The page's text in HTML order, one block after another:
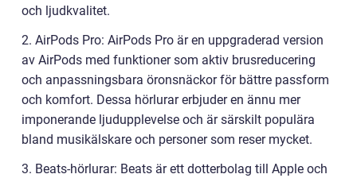
och ljudkvalitet.
2. AirPods Pro: AirPods Pro är en uppgraderad version
av AirPods med funktioner som aktiv brusreducering
och anpassningsbara öronsnäckor för bättre passform
och komfort. Dessa hörlurar erbjuder en ännu mer
imponerande ljudupplevelse och är särskilt populära
bland musikälskare och personer som reser mycket.
3. Beats-hörlurar: Beats är ett dotterbolag till Apple och